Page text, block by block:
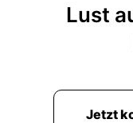
Lust
Jetzt